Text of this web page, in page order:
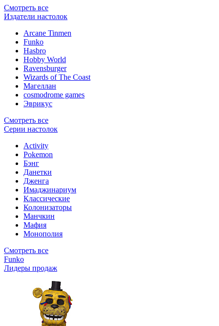
Смотреть все
Издатели настолок
Arcane Tinmen
Funko
Hasbro
Hobby World
Ravensburger
Wizards of The Coast
Магеллан
сosmodrome games
Эврикус
Смотреть все
Серии настолок
Activity
Pokemon
Бэнг
Данетки
Дженга
Имаджинариум
Классические
Колонизаторы
Манчкин
Мафия
Монополия
Смотреть все
Funko
Лидеры продаж